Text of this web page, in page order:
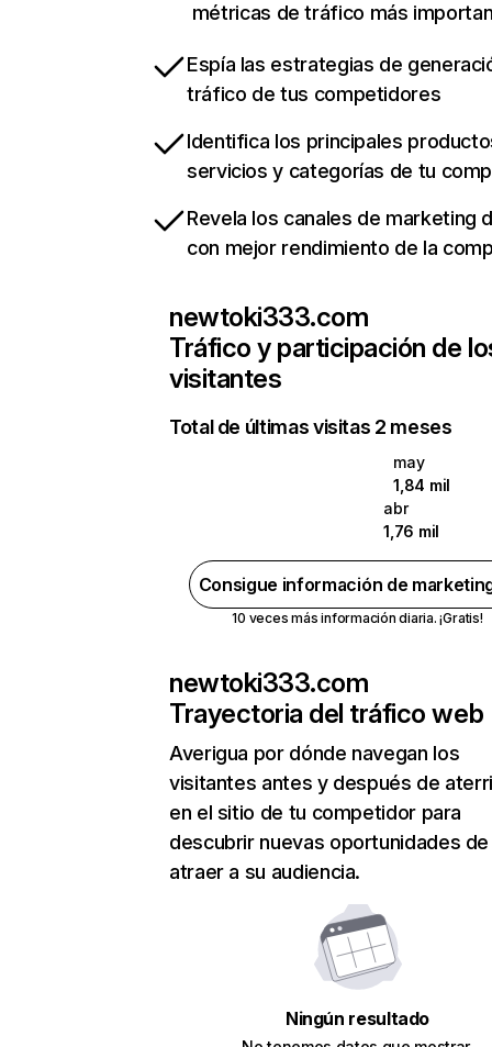
métricas de tráfico más
Espía las estrategias de
tráfico de tus competidores
Identifica los principales
servicios y categorías de tu
Revela los canales de marketing
con mejor rendimiento de la
newtoki333.com
Tráfico y participación de
visitantes
Total de últimas visitas 2 meses
may
1,84 mil
abr
1,76 mil
Consigue información de
10 veces más información diaria. ¡Gratis!
newtoki333.com
Trayectoria del tráfico web
Averigua por dónde navegan los
visitantes antes y después de
en el sitio de tu competidor para
descubrir nuevas oportunidades de
atraer a su audiencia.
Ningún resultado